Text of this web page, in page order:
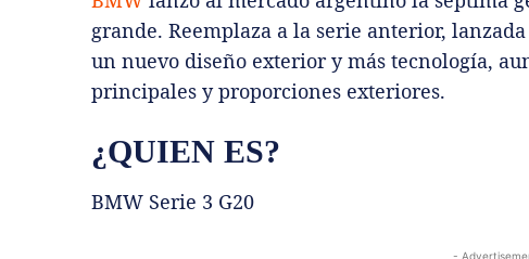
grande. Reemplaza a la serie anterior,
un nuevo diseño exterior y más tecnología,
principales y proporciones exteriores.
¿QUIEN ES?
BMW Serie 3 G20
-